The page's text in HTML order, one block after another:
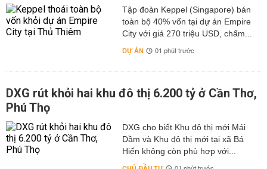
Tập đoàn Keppel (Singapore) bán
toàn bộ 40% vốn tại dự án Empire
City với giá 270 triệu USD, chấm...
DỰ ÁN 01 phút trước
DXG rút khỏi hai khu đô thị 6.200 tỷ ở Cần Thơ,
Phú Thọ
DXG cho biết Khu đô thị mới Mái
Dầm và Khu đô thị mới tại xã Bá
Hiến không còn phù hợp với...